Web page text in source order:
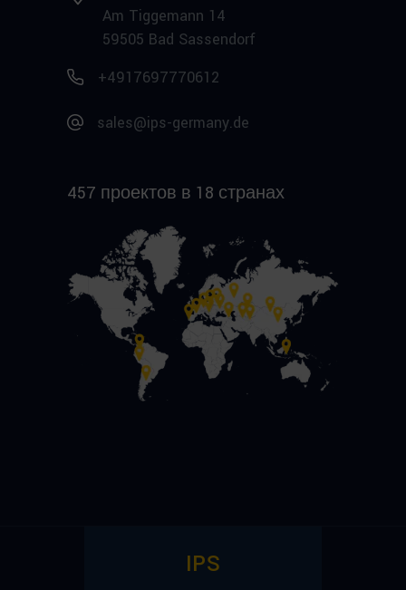
Am Tiggemann 14
59505 Bad Sassendorf
+4917697770612
sales@ips-germany.de
457 проектов в 18 странах
IPS